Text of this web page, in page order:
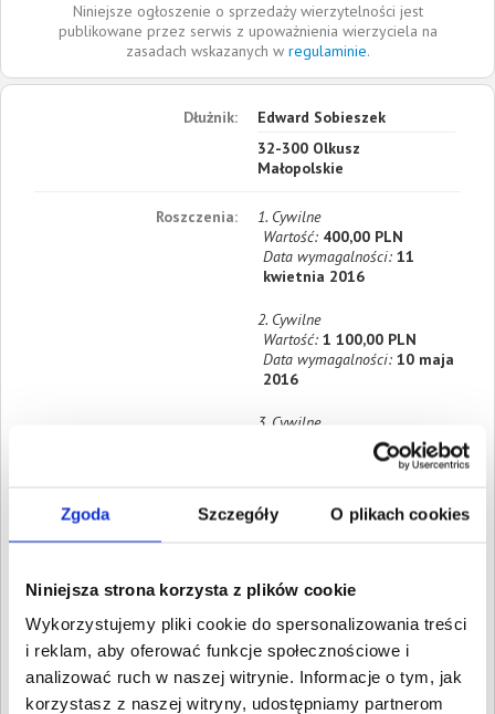
Zgoda Szczegóły O plikach cookies
Niniejsza strona korzysta z plików cookie
Wykorzystujemy pliki cookie do spersonalizowania treści
i reklam, aby oferować funkcje społecznościowe i
analizować ruch w naszej witrynie. Informacje o tym, jak
korzystasz z naszej witryny, udostępniamy partnerom
Niniejsze ogłoszenie o sprzedaży wierzytelności jest
publikowane przez serwis z upoważnienia wierzyciela na
zasadach wskazanych w regulaminie.
Dłużnik:
Edward Sobieszek
32-300 Olkusz
Małopolskie
Roszczenia:
1. Cywilne
Wartość: 400,00 PLN
Data wymagalności:11
kwietnia 2016
2. Cywilne
Wartość:1 100,00 PLN
Data wymagalności:10 maja
2016
3. Cywilne
1 100,00 PLN
Data wymagalności:10
4. Cywilne
2016
5. Cywilne
Wartość:1 100,00 PLN
Data wymagalności:
10
sierpnia 2016